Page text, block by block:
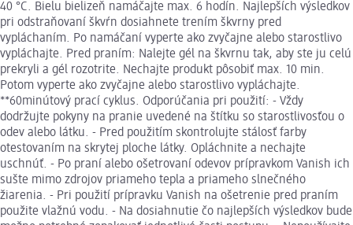
40 °C. Bielu bielizeň namáčajte max. 6 hodín. Najlepších výsledkov
pri odstraňovaní škvŕn dosiahnete trením škvrny pred
vypláchaním. Po namáčaní vyperte ako zvyčajne alebo starostlivo
vypláchajte. Pred praním: Nalejte gél na škvrnu tak, aby ste ju celú
prekryli a gél rozotrite. Nechajte produkt pôsobiť max. 10 min.
Potom vyperte ako zvyčajne alebo starostlivo vypláchajte.
**60minútový prací cyklus. Odporúčania pri použití: - Vždy
dodržujte pokyny na pranie uvedené na štítku so starostlivosťou o
odev alebo látku. - Pred použitím skontrolujte stálosť farby
otestovaním na skrytej ploche látky. Opláchnite a nechajte
uschnúť. - Po praní alebo ošetrovaní odevov prípravkom Vanish ich
sušte mimo zdrojov priameho tepla a priameho slnečného
žiarenia. - Pri použití prípravku Vanish na ošetrenie pred praním
použite vlažnú vodu. - Na dosiahnutie čo najlepších výsledkov bude